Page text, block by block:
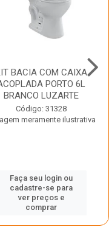
BACIA COM CAIXA
PORTO 6L
BRANCO LUZARTE
Código: 31328
meramente ilustrativa
Faça seu login ou
cadastre-se para
ver preços e
comprar